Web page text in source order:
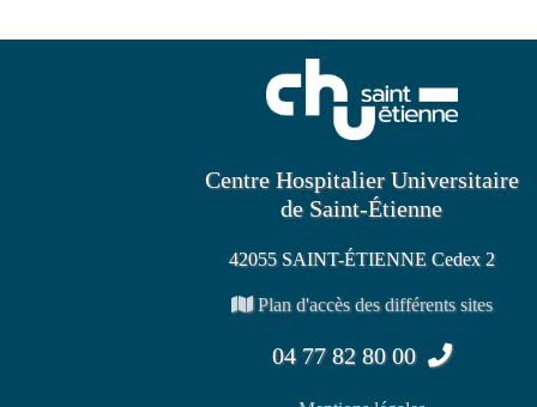
Centre Hospitalier Universitaire
de Saint-Étienne
42055 SAINT-ÉTIENNE Cedex 2
Plan d'accès des différents sites
04 77 82 80 00